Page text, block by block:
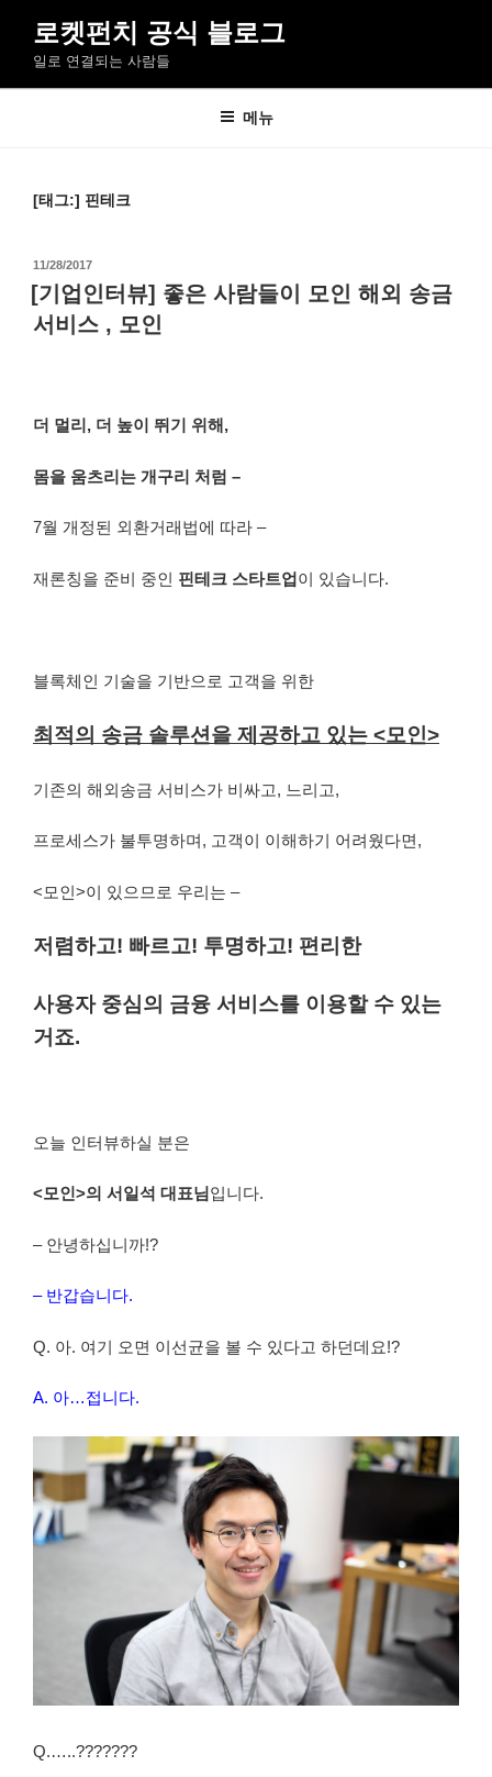
로
로켓펀치 공식 블로그
일로 연결되는 사람들
메뉴
[태그:] 핀테크
작
성
일
자
11/28/2017
[기업인터뷰] 좋은 사람들이 모인 해외 송금
서비스 , 모인
더 멀리, 더 높이 뛰기 위해,
몸을 움츠리는 개구리 처럼 –
7월 개정된 외환거래법에 따라 –
재론칭을 준비 중인 핀테크 스타트업이 있습니다.
블록체인 기술을 기반으로 고객을 위한
최적의 송금 솔루션을 제공하고 있는 <모인>
기존의 해외송금 서비스가 비싸고, 느리고,
프로세스가 불투명하며, 고객이 이해하기 어려웠다면,
<모인>이 있으므로 우리는 –
저렴하고! 빠르고! 투명하고! 편리한
사용자 중심의 금융 서비스를 이용할 수 있는
거죠.
오늘 인터뷰하실 분은
<모인>의 서일석 대표님입니다.
– 안녕하십니까!?
– 반갑습니다.
Q. 아. 여기 오면 이선균을 볼 수 있다고 하던데요!?
A. 아…접니다.
Q.…..???????